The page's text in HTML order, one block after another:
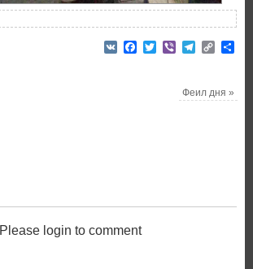
VK Facebook
TwitterViberTelegram
Copy
Феил дня»
Please login to comment